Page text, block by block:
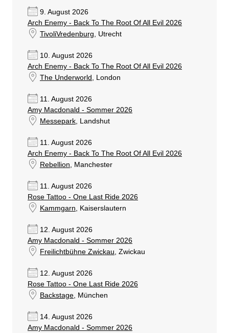
9. August 2026
Arch Enemy - Back To The Root Of All Evil 2026
TivoliVredenburg , Utrecht
10. August 2026
Arch Enemy - Back To The Root Of All Evil 2026
The Underworld
, London
11. August 2026
Amy Macdonald - Sommer 2026
Messepark, Landshut
11. August 2026
Arch Enemy - Back To The Root Of All Evil 2026
Rebellion , Manchester
11. August 2026
Rose Tattoo - One Last Ride 2026
Kammgarn , Kaiserslautern
12. August 2026
Amy Macdonald - Sommer 2026
Freilichtbühne Zwickau , Zwickau
12. August 2026
Rose Tattoo - One Last Ride 2026
Backstage, München
14. August 2026
Amy Macdonald - Sommer 2026